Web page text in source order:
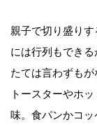
親子で切り盛り
には行列もでき
たては言わずも
トースターやホ
味。食パンかコ